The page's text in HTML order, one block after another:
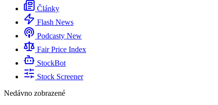
Články
Flash News
Podcasty New
Fair Price Index
StockBot
Stock Screener
Nedávno zobrazené